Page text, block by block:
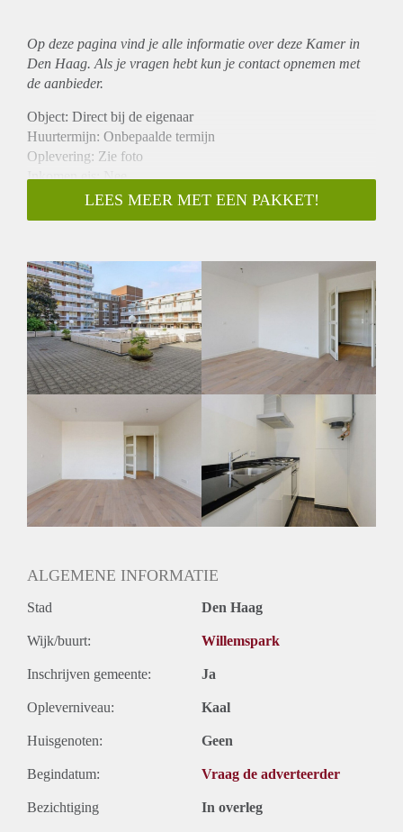
Op deze pagina vind je alle informatie over deze Kamer in
Den Haag. Als je vragen hebt kun je contact opnemen met
de aanbieder.
Object: Direct bij de eigenaar
Huurtermijn: Onbepaalde termijn
Oplevering: Zie foto
Inkomen eis: Nee
Garantiestelling mogelijk: Nee
Borg: 1 Maand
Huisdieren toegestaan: Afhankelijk van de Eigenaar
Huurtoeslag grens: Ja
Geschikt voor studenten: Afhankelijk van de Eigenaar
LEES MEER MET EEN PAKKET!
ALGEMENE INFORMATIE
Stad Den Haag
Wijk/buurt: Willemspark
Inschrijven gemeente: Ja
Opleverniveau: Kaal
Huisgenoten: Geen
Begindatum: Vraag de adverteerder
Bezichtiging In overleg